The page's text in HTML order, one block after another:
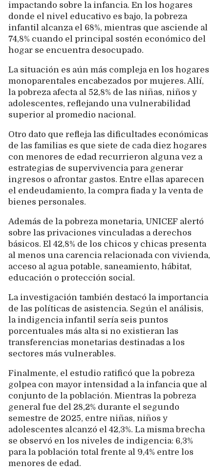
impactando sobre la infancia. En los hogares
donde el nivel educativo es bajo, la pobreza
infantil alcanza el 68%, mientras que asciende al
74,8% cuando el principal sostén económico del
hogar se encuentra desocupado.
La situación es aún más compleja en los hogares
monoparentales encabezados por mujeres. Allí,
la pobreza afecta al 52,8% de las niñas, niños y
adolescentes, reflejando una vulnerabilidad
superior al promedio nacional.
Otro dato que refleja las dificultades económicas
de las familias es que siete de cada diez hogares
con menores de edad recurrieron alguna vez a
estrategias de supervivencia para generar
ingresos o afrontar gastos. Entre ellas aparecen
el endeudamiento, la compra fiada y la venta de
bienes personales.
Además de la pobreza monetaria, UNICEF alertó
sobre las privaciones vinculadas a derechos
básicos. El 42,8% de los chicos y chicas presenta
al menos una carencia relacionada con vivienda,
acceso al agua potable, saneamiento, hábitat,
educación o protección social.
La investigación también destacó la importancia
de las políticas de asistencia. Según el análisis,
la indigencia infantil sería seis puntos
porcentuales más alta si no existieran las
transferencias monetarias destinadas a los
sectores más vulnerables.
Finalmente, el estudio ratificó que la pobreza
golpea con mayor intensidad a la infancia que al
conjunto de la población. Mientras la pobreza
general fue del 28,2% durante el segundo
semestre de 2025, entre niñas, niños y
adolescentes alcanzó el 42,3%. La misma brecha
se observó en los niveles de indigencia: 6,3%
para la población total frente al 9,4% entre los
menores de edad.